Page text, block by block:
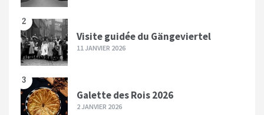
2
Visite guidée du Gängeviertel
11 JANVIER 2026
3
Galette des Rois 2026
2 JANVIER 2026